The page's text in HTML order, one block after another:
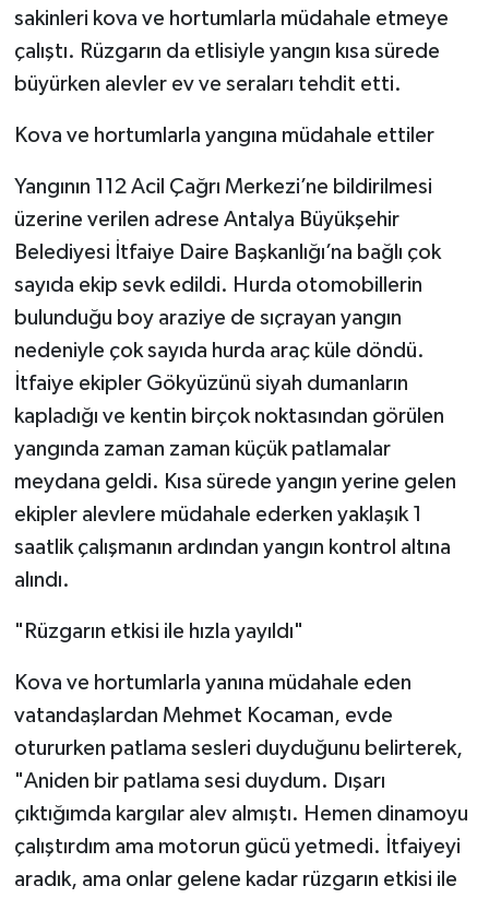
sakinleri kova ve hortumlarla müdahale etmeye
çalıştı. Rüzgarın da etlisiyle yangın kısa sürede
büyürken alevler ev ve seraları tehdit etti.
Kova ve hortumlarla yangına müdahale ettiler
Yangının 112 Acil Çağrı Merkezi’ne bildirilmesi
üzerine verilen adrese Antalya Büyükşehir
Belediyesi İtfaiye Daire Başkanlığı’na bağlı çok
sayıda ekip sevk edildi. Hurda otomobillerin
bulunduğu boy araziye de sıçrayan yangın
nedeniyle çok sayıda hurda araç küle döndü.
İtfaiye ekipler Gökyüzünü siyah dumanların
kapladığı ve kentin birçok noktasından görülen
yangında zaman zaman küçük patlamalar
meydana geldi. Kısa sürede yangın yerine gelen
ekipler alevlere müdahale ederken yaklaşık 1
saatlik çalışmanın ardından yangın kontrol altına
alındı.
"Rüzgarın etkisi ile hızla yayıldı"
Kova ve hortumlarla yanına müdahale eden
vatandaşlardan Mehmet Kocaman, evde
otururken patlama sesleri duyduğunu belirterek,
"Aniden bir patlama sesi duydum. Dışarı
çıktığımda kargılar alev almıştı. Hemen dinamoyu
çalıştırdım ama motorun gücü yetmedi. İtfaiyeyi
aradık, ama onlar gelene kadar rüzgarın etkisi ile